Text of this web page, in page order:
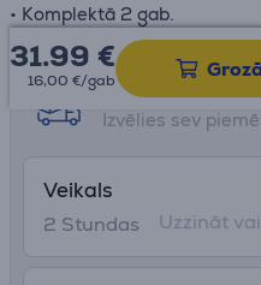
• Komplektā 2 gab.
31.99 €
16,00 €/gab
Saņemšanas
Izvēlies sev
Veikals
2 Stundas
Uzzināt